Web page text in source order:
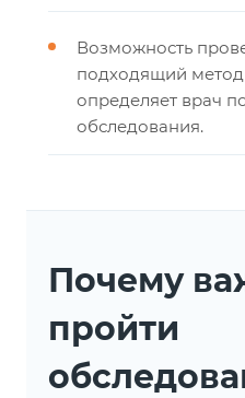
Возможность
подходящий
определяет врач
обследования.
Почему
пройти